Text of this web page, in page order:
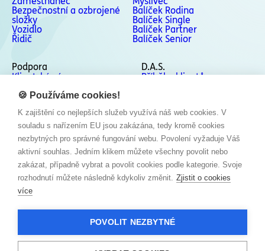
Bezpečnostní a ozbrojené
složky
Vozidlo
Řidič
Balíček Rodina
Balíček Single
Balíček Partner
Balíček Senior
Podpora
Klientská zóna
Odstoupení od smlouvy
D.A.S.
Příběhy klientů
Sociální sítě
Facebook
Instagram
LinkedIn
YouTube
🍪 Používáme cookies!
K zajištění co nejlepších služeb využívá náš web cookies. V
souladu s nařízením EU jsou zakázána, tedy kromě cookies
nezbytných pro správné fungování webu. Povolení vyžaduje Váš
aktivní souhlas. Jedním klikem můžete všechny povolit nebo
zakázat, případně vybrat a povolit cookies podle kategorie. Svoje
rozhodnutí můžete následně kdykoliv změnit. Zjistit o cookies
více
POVOLIT NEZBYTNÉ